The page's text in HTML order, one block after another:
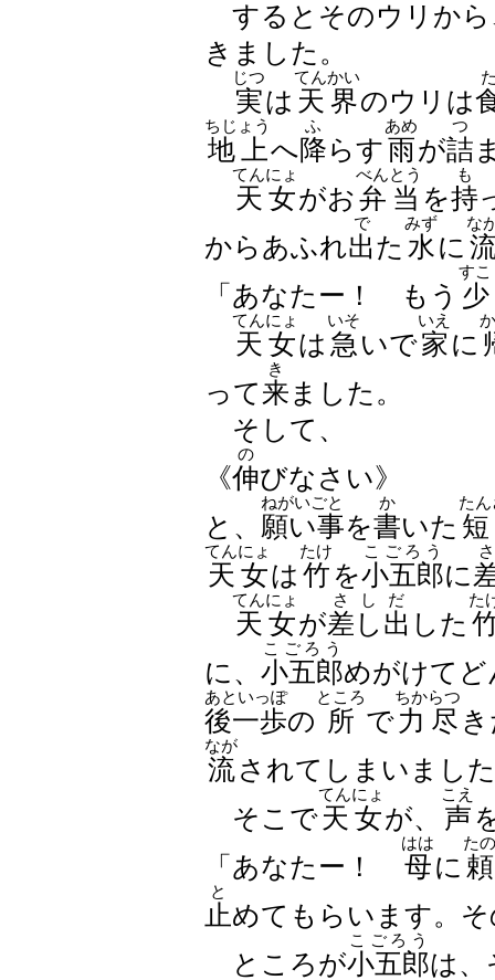
するとそのウリから
きました。
実
じつ
は 天界
てんかい
のウリは
地上
ちじょう
へ降
ふ
らす 雨
あめ
が詰
つ
天女
てんにょ
がお弁当
べんとう
を持
も
からあふれ出
で
た 水
みず
に
な
「あなたー！ もう 少
すこ
天女
てんにょ
は 急
いそ
いで家
いえ
に
って来
き
ました。
そして、
《伸
の
びなさい》
と、 願い事
ねがいごと
を書
か
いた
た
天女
てんにょ
は 竹
たけ
を小五郎
こごろう
に
天女
てんにょ
が差し出
さしだ
した
た
に、 小五郎
こごろう
めがけてど
後一歩
あといっぽ
の 所
ところ
で力尽
ちからつ
流
なが
されてしまいまし
そこで天女
てんにょ
が、 声
こえ
「あなたー！
母
はは
に 頼
たの
止
と
めてもらいます。
ところが小五郎
こごろう
は、